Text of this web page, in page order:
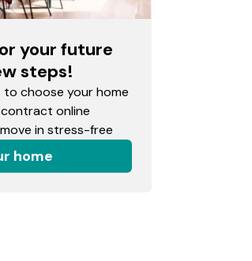
your future
steps!
choose your home
online
in stress-free
home